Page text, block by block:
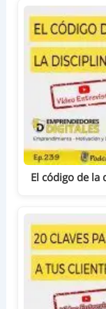
El código de